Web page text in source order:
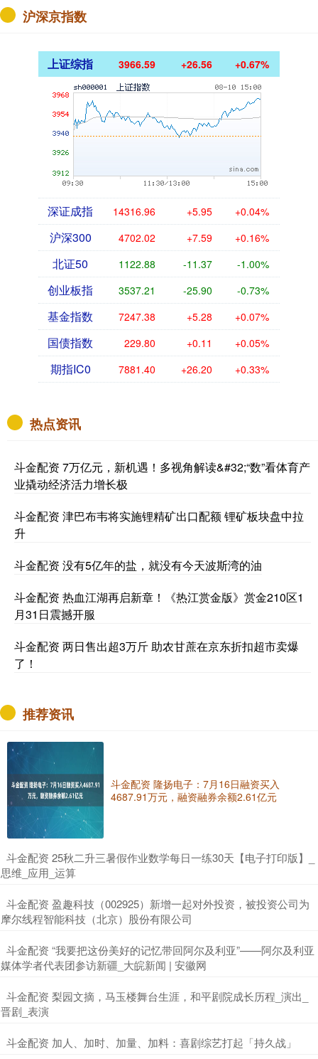
沪深京指数
上证综指 3966.59 +26.56 +0.67%
深证成指 14316.96 +5.95 +0.04%
沪深300 4702.02 +7.59 +0.16%
北证50 1122.88 -11.37 -1.00%
创业板指 3537.21 -25.90 -0.73%
基金指数 7247.38 +5.28 +0.07%
国债指数 229.80 +0.11 +0.05%
期指IC0 7881.40 +26.20 +0.33%
热点资讯
斗金配资 7万亿元，新机遇！多视角解读&#32;“数”看体育产
业撬动经济活力增长极
斗金配资 津巴布韦将实施锂精矿出口配额 锂矿板块盘中拉
升
斗金配资 没有5亿年的盐，就没有今天波斯湾的油
斗金配资 热血江湖再启新章！《热江赏金版》赏金210区1
月31日震撼开服
斗金配资 两日售出超3万斤 助农甘蔗在京东折扣超市卖爆
了！
推荐资讯
斗金配资 隆扬电子：7月16日融资买入
4687.91万元，融资融券余额2.61亿元
​斗金配资 25秋二升三暑假作业数学每日一练30天【电子打印版】_
思维_应用_运算
​斗金配资 盈趣科技（002925）新增一起对外投资，被投资公司为
摩尔线程智能科技（北京）股份有限公司
​斗金配资 “我要把这份美好的记忆带回阿尔及利亚”——阿尔及利亚
媒体学者代表团参访新疆_大皖新闻 | 安徽网
​斗金配资 梨园文摘，马玉楼舞台生涯，和平剧院成长历程_演出_
晋剧_表演
​斗金配资 加人、加时、加量、加料：喜剧综艺打起「持久战」